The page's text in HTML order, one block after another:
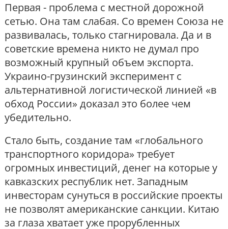
Первая - проблема с местной дорожной
сетью. Она там слабая. Со времен Союза не
развивалась, только стагнировала. Да и в
советские времена никто не думал про
возможный крупный объем экспорта.
Украино-грузинский эксперимент с
альтернативной логистической линией «в
обход России» доказал это более чем
убедительно.
Стало быть, создание там «глобального
транспортного коридора» требует
огромных инвестиций, денег на которые у
кавказских республик нет. Западным
инвесторам сунуться в российские проекты
не позволят американские санкции. Китаю
за глаза хватает уже прорубленных